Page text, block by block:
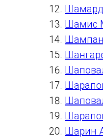
Шамис
Шарин